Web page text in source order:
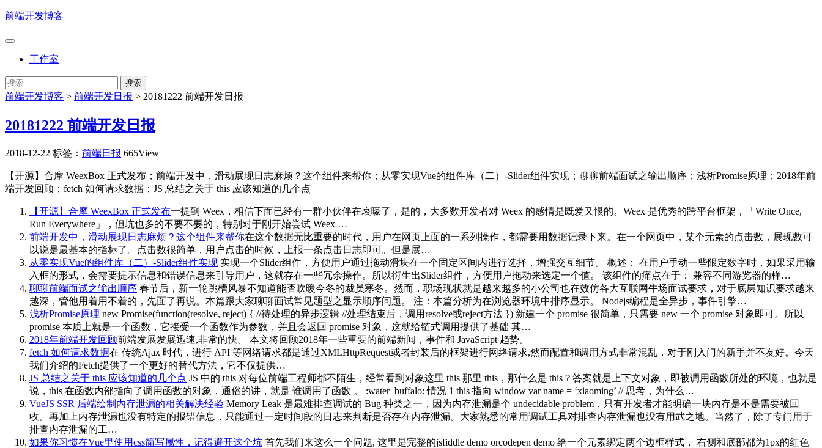
前端开发博客
工作室
前端开发博客 > 前端开发日报 > 20181222 前端开发日报
20181222 前端开发日报
2018-12-22 标签： 前端日报 665View
【开源】合摩 WeexBox 正式发布；前端开发中，滑动展现日志麻烦？这个组件来帮你；从零实现Vue的组件库（二）-Slider组件实现；聊聊前端面试之输出顺序；浅析Promise原理；2018年前
端开发回顾；fetch 如何请求数据；JS 总结之关于 this 应该知道的几个点
【开源】合摩 WeexBox 正式发布一提到 Weex，相信下面已经有一群小伙伴在哀嚎了，是的，大多数开发者对 Weex 的感情是既爱又恨的。Weex 是优秀的跨平台框架，「Write Once,
Run Everywhere」，但坑也多的不要不要的，特别对于刚开始尝试 Weex …
前端开发中，滑动展现日志麻烦？这个组件来帮你在这个数据无比重要的时代，用户在网页上面的一系列操作，都需要用数据记录下来。在一个网页中，某个元素的点击数，展现数可
以说是最基本的指标了。点击数很简单，用户点击的时候，上报一条点击日志即可。但是展…
从零实现Vue的组件库（二）-Slider组件实现 实现一个Slider组件，方便用户通过拖动滑块在一个固定区间内进行选择，增强交互细节。 概述： 在用户手动一些限定数字时，如果采用输
入框的形式，会需要提示信息和错误信息来引导用户，这就存在一些冗余操作。所以衍生出Slider组件，方便用户拖动来选定一个值。 该组件的痛点在于： 兼容不同游览器的样…
聊聊前端面试之输出顺序 春节后，新一轮跳槽风暴不知道能否吹暖今冬的裁员寒冬。然而，职场现状就是越来越多的小公司也在效仿各大互联网牛场面试要求，对于底层知识要求越来
越深，管他用着用不着的，先面了再说。本篇跟大家聊聊面试常见题型之显示顺序问题。 注：本篇分析为在浏览器环境中排序显示。 Nodejs编程是全异步，事件引擎…
浅析Promise原理 new Promise(function(resolve, reject) { //待处理的异步逻辑 //处理结束后，调用resolve或reject方法 }) 新建一个 promise 很简单，只需要 new 一个 promise 对象即可。所以
promise 本质上就是一个函数，它接受一个函数作为参数，并且会返回 promise 对象，这就给链式调用提供了基础 其…
2018年前端开发回顾前端发展发展迅速,非常的快。 本文将回顾2018年一些重要的前端新闻，事件和 JavaScript 趋势。
fetch 如何请求数据在 传统Ajax 时代，进行 API 等网络请求都是通过XMLHttpRequest或者封装后的框架进行网络请求,然而配置和调用方式非常混乱，对于刚入门的新手并不友好。今天
我们介绍的Fetch提供了一个更好的替代方法，它不仅提供…
JS 总结之关于 this 应该知道的几个点 JS 中的 this 对每位前端工程师都不陌生，经常看到对象这里 this 那里 this，那什么是 this？答案就是上下文对象，即被调用函数所处的环境，也就是
说，this 在函数内部指向了调用函数的对象，通俗的讲，就是 谁调用了函数 。 :water_buffalo: 情况 1 this 指向 window var name = ‘xiaoming’ // 思考，为什么…
VueJS SSR 后端绘制内存泄漏的相关解决经验 Memory Leak 是最难排查调试的 Bug 种类之一，因为内存泄漏是个 undecidable problem，只有开发者才能明确一块内存是不是需要被回
收。再加上内存泄漏也没有特定的报错信息，只能通过一定时间段的日志来判断是否存在内存泄漏。大家熟悉的常用调试工具对排查内存泄漏也没有用武之地。当然了，除了专门用于
排查内存泄漏的工…
如果你习惯在Vue里使用css简写属性，记得避开这个坑 首先我们来这么一个问题, 这里是完整的jsfiddle demo orcodepen demo 给一个元素绑定两个边框样式， 右侧和底部都为1px的红色